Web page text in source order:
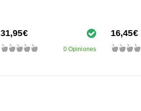
31,95€
0 Opiniones
16,45€